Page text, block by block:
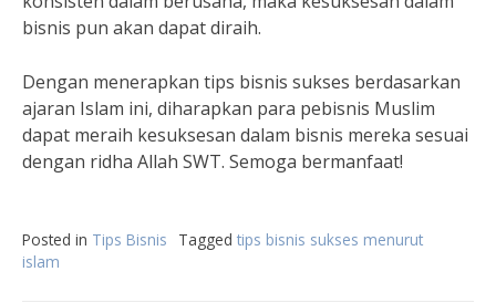
bisnis pun akan dapat diraih.
Dengan menerapkan tips bisnis sukses berdasarkan
ajaran Islam ini, diharapkan para pebisnis Muslim
dapat meraih kesuksesan dalam bisnis mereka sesuai
dengan ridha Allah SWT. Semoga bermanfaat!
Posted in Tips Bisnis Tagged tips bisnis sukses menurut
islam